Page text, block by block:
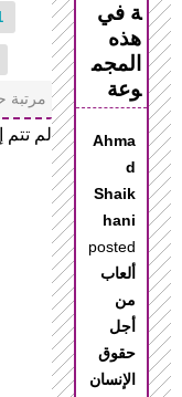
ة في
هذه
المجم
وعة
Ahma
d
Shaik
hani
posted
ألعاب
من
أجل
حقوق
الإنسان
لم تتم